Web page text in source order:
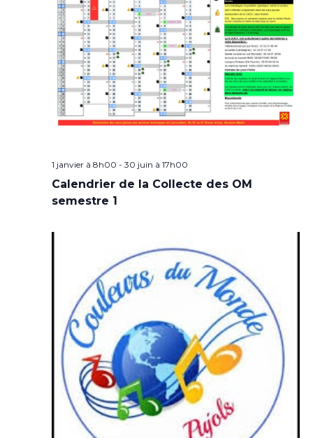
1 janvier à 8h00 - 30 juin à 17h00
Calendrier de la Collecte des OM
semestre 1